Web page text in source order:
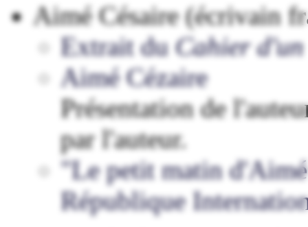
Aimé Césaire (écrivain
Extrait duCahier
Aimé Cézaire
Présentation de
par l'auteur.
"Le petit matin
République